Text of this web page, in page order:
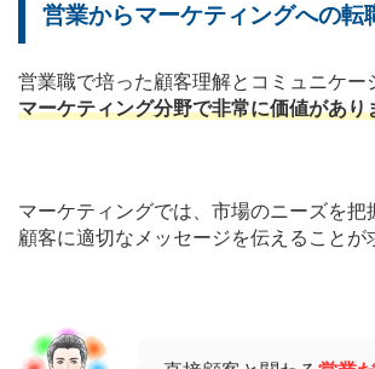
営業からマーケティングへの転
営業職で培った顧客理解とコミュニケー
マーケティング分野で非常に価値があり
マーケティングでは、市場のニーズを把
顧客に適切なメッセージを伝えることが